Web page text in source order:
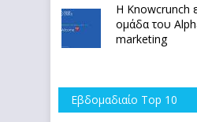
Η Knowcrunch
ομάδα του
marketing
Εβδομαδιαίο Top 10